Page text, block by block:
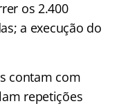
os 2.400
a execução do
contam com
repetições